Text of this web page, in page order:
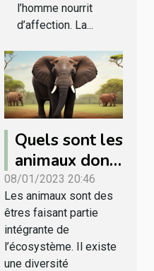
l’homme nourrit
d’affection. La...
Quels sont les
animaux dont
les noms
commencent
par la lettre N
?
08/01/2023 20:46
Les animaux sont des
êtres faisant partie
intégrante de
l’écosystème. Il existe
une diversité